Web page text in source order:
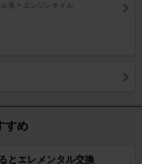
系 > エンジンオイル
すめ
とエレメンタル交換